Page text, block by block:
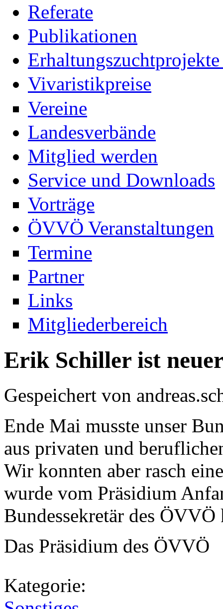
Referate
Publikationen
Vivaristikpreise
Vereine
Landesverbände
Mitglied werden
Service und Downloads
Vorträge
ÖVVÖ Veranstaltungen
Termine
Partner
Links
Mitgliederbereich
Erik Schiller ist
Gespeichert von
Ende Mai musste unser
aus privaten und
Wir konnten aber rasch
wurde vom Präsidium
Bundessekretär des
Das Präsidium des ÖVVÖ
Kategorie: